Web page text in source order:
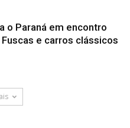
o Paraná em encontro
e carros clássicos